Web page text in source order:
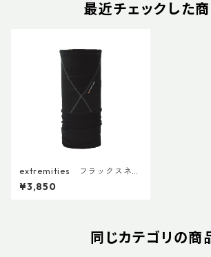
最近チェックした
extremities フラックスネッ
クウォーマー
¥3,850
同じカテゴリの商